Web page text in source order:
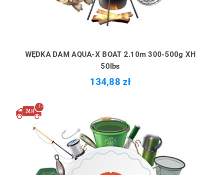
WĘDKA DAM AQUA-X BOAT 2.10m 300-500g XH
50lbs
134,88 zł